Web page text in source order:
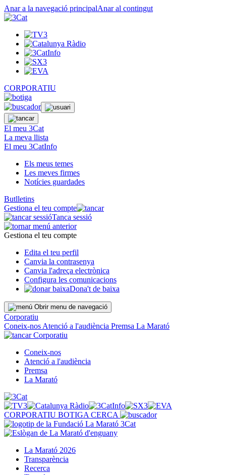
Anar a la navegació principalAnar al contingut
CORPORATIU
El meu 3Cat
La meva llista
El meu 3CatInfo
Els meus temes
Les meves firmes
Notícies guardades
Butlletins
Gestiona el teu compte
Tanca sessió
Gestiona el teu compte
Edita el teu perfil
Canvia la contrasenya
Canvia l'adreça electrònica
Configura les comunicacions
Dona't de baixa
Obrir menu de navegació
Corporatiu
Coneix-nos Atenció a l'audiència Premsa La Marató
Corporatiu
Coneix-nos
Atenció a l'audiència
Premsa
La Marató
CORPORATIU BOTIGA CERCA
La Marató 2026
Transparència
Recerca